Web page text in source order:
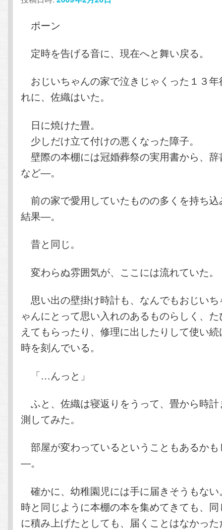
テ
ン
へ
移
動
ン
ツ
移
動
ポーン
定時を告げる音に、現在へと舞い戻る。
おじいちゃんの家で泣きじゃくった１３
れに、佐織はいた。
日に焼けた畳。
少しだけ立て付けの悪くなった障子。
壁際の本棚には冠婚葬祭の実用書から、
など―。
前の家で愛用していたものの多くを持ち
結果―。
昔と同じ。
変わらぬ雰囲気が、ここには流れていた。
思い出の壁掛け時計も、なんでもおじい
ゃんにとって思い入れのあるものらしく、
えてもらったり、修理に出したりして使い
時を刻んでいる。
「…んっと」
ふと、佐織は寝返りをうって、畳から時
測してみた。
部屋が変わっているということもあるか
―。
確かに、幼稚園児には手に届きそうもな
時と同じように本棚の本を集めてきても、
に積み上げたとしても、届くことはなかっ